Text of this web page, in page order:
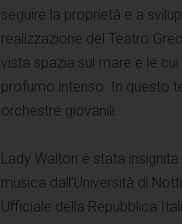
seguire la proprietà e a
realizzazione del Teatro
vista spazia sul mare e le
profumo intenso. In questo
orchestre giovanili.
Lady Walton è stata
musica dall’Università di
Ufficiale della Repubblica